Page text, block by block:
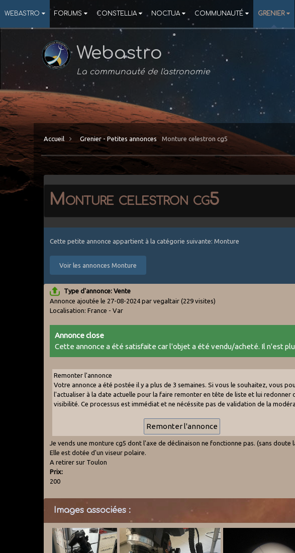
WEBASTRO FORUMS CONSTELLIA NOCTUA COMMUNAUTÉ GRENIER
Webastro
La communauté de l'astronomie
Accueil Grenier - Petites annonces Monture celestron cg5
Monture celestron cg5
Cette petite annonce appartient à la catégorie suivante: Monture
Voir les annonces Monture
Type d'annonce: Vente
Annonce ajoutée le 27-08-2024 par vegaltair(229 visites)
Localisation: France - Var
Annonce close
Cette annonce a été satisfaite car l'objet a été vendu/acheté. Il n'est
Remonter l'annonce
Votre annonce a été postée il y a plus de 3 semaines. Si vous le souhaitez, vous
l'actualiser à la date actuelle pour la faire remonter en tête de liste et lui redonner
visibilité. Ce processus est immédiat et ne nécéssite pas de validation de la
Je vends une monture cg5 dont l'axe de déclinaison ne fonctionne pas. (sans
Elle est dotée d'un viseur polaire.
A retirer sur Toulon
Prix:
200
Images associées :